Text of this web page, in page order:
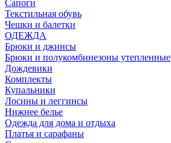
Сапоги
Текстильная обувь
Чешки и балетки
ОДЕЖДА
Брюки и джинсы
Брюки и полукомбинезоны утепленные
Дождевики
Комплекты
Купальники
Лосины и леггинсы
Нижнее белье
Одежда для дома и отдыха
Платья и сарафаны